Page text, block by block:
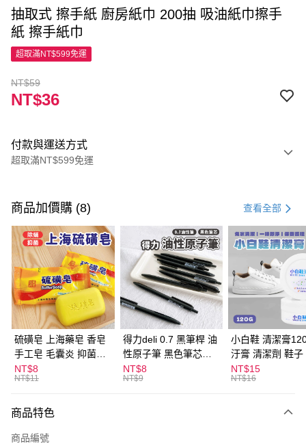
抽取式 擦手紙 廚房紙巾 200抽 吸油紙巾擦手
紙 擦手紙巾
超取滿NT$599免運
NT$59
NT$36
付款與運送方式
超取滿NT$599免運
信用卡一次付款
超商取貨付款
LINE Pay
Apple Pay
街口支付
悠遊付
ATM付款
全家取貨付款
每筆NT$60，滿NT$599(含以上)免運費
商品加價購 (8) 查看全部
硫磺皂 上海藥皂 香皂
手工皂 毛囊炎 抑菌除
蟎 清潔護膚 去油去痘
寵物皮膚病 狗狗貓咪
NT$8
NT$11
得力deli 0.7 黑筆桿 油
性原子筆 黑色筆芯
S304
NT$8
NT$9
小白鞋 清潔膏
汙膏 清潔劑 鞋子
漬 白皮鞋 鞋油
NT$15
NT$16
商品特色
商品編號